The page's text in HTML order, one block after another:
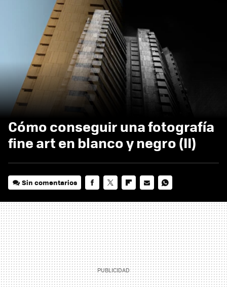
Cómo conseguir una fotografía
fine art en blanco y negro (II)
Sin comentarios
MAIL